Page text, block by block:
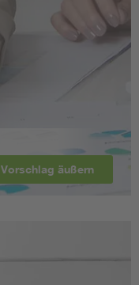
Vorschlag äußern